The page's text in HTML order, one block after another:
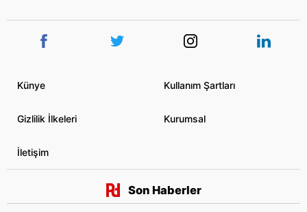
Künye Kullanım Şartları
Gizlilik İlkeleri Kurumsal
İletişim
Son Haberler